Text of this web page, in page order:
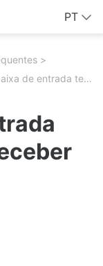
PT
Minha caixa de entrada temporária pode receber anexos?